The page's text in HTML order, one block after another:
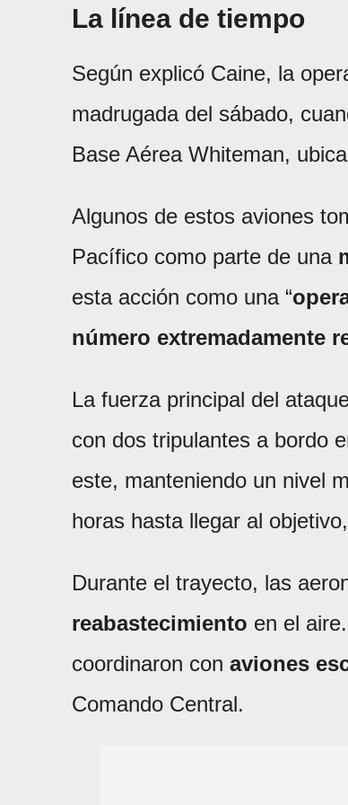
La línea de tiempo
Según explicó Caine, la
madrugada del sábado,
Base Aérea Whiteman,
Algunos de estos aviones
Pacífico como parte de una
esta acción como una “
número extremadamente
La fuerza principal del
con dos tripulantes a bordo
este, manteniendo un nivel
horas hasta llegar al
Durante el trayecto, las
reabastecimiento en el
coordinaron con aviones
Comando Central.